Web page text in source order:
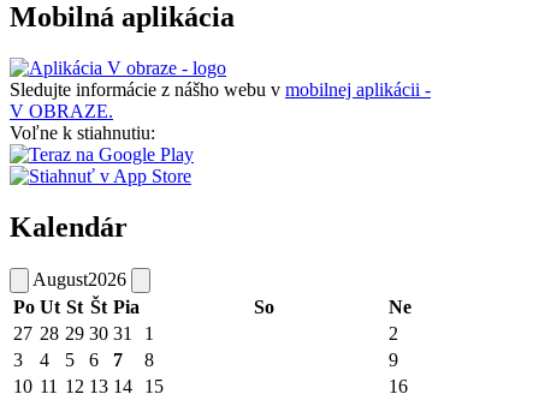
Mobilná aplikácia
Sledujte informácie z nášho webu v mobilnej aplikácii -
V OBRAZE.
Voľne k stiahnutiu:
Kalendár
August2026
Po Ut St Št Pia So
Ne
27 28 29 30 31 1
2
3
4 5 6 7 8
9
10 11 12 13 14 15 16